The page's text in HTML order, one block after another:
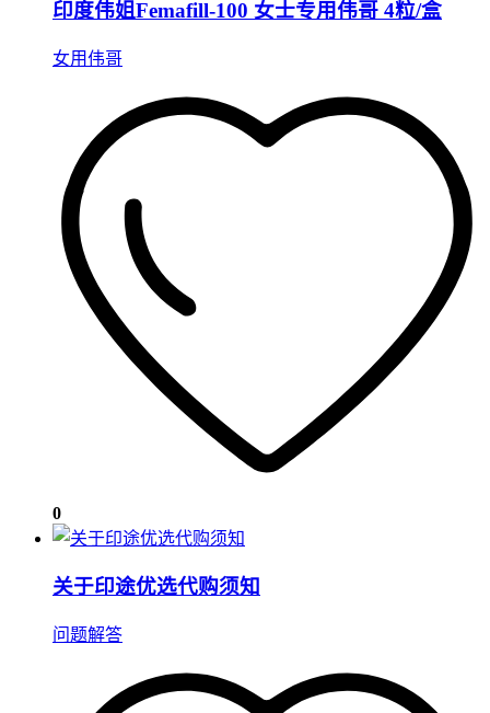
印度伟姐Femafill-100 女士专用伟哥 4粒/盒
女用伟哥
0
关于印途优选代购须知
问题解答